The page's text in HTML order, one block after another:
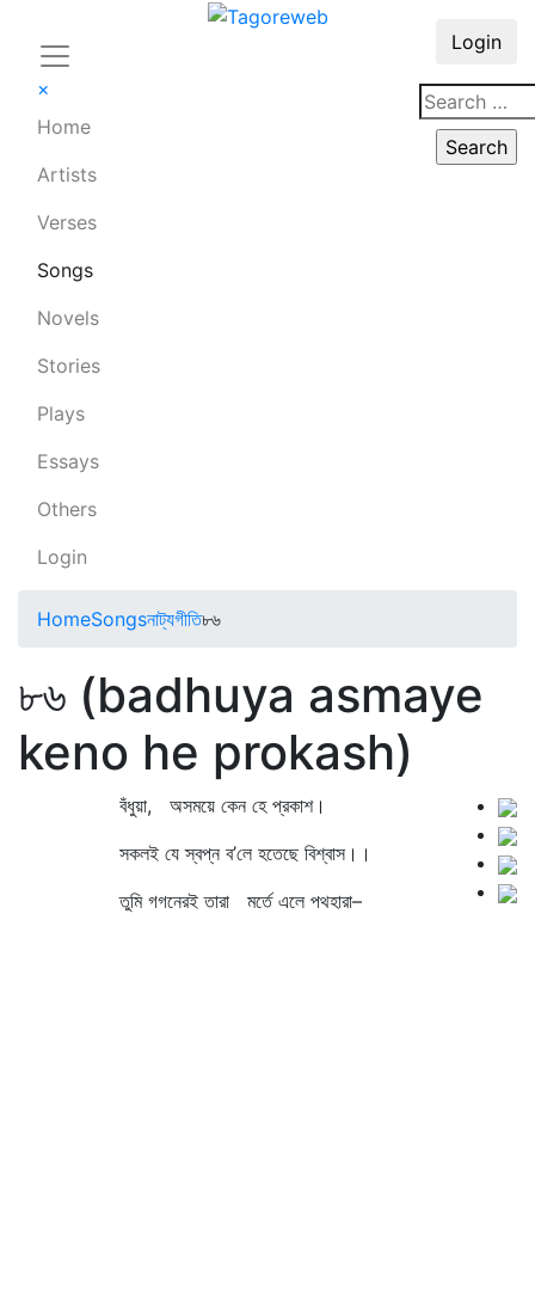
×
Home
Artists
Verses
Songs
Novels
Stories
Plays
Essays
Others
Login
Login
HomeSongsনাট্যগীতি৮৬
৮৬ (badhuya asmaye
keno he prokash)
বঁধুয়া, অসময়ে কেন হে প্রকাশ।
সকলই যে স্বপ্ন ব’লে হতেছে বিশ্বাস।।
তুমি গগনেরই তারা মর্তে এলে পথহারা–